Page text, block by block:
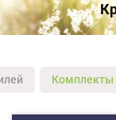
Комплекты